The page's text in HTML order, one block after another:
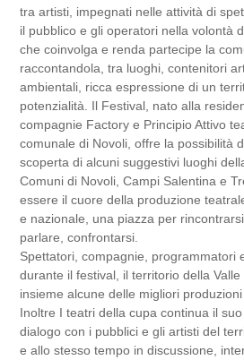
tra artisti, impegnati nelle attività di
il pubblico e gli operatori nella volontà
che coinvolga e renda partecipe la
raccontandola, tra luoghi, contenitori
ambientali, ricca espressione di un
potenzialità. Il Festival, nato alla
compagnie Factory e Principio Attivo
comunale di Novoli, offre la possibilità
scoperta di alcuni suggestivi luoghi
Comuni di Novoli, Campi Salentina e
essere il cuore della produzione
e nazionale, una piazza per
parlare, confrontarsi.
Spettatori, compagnie, programmatori
durante il festival, il territorio della
insieme alcune delle migliori
Inoltre I teatri della cupa continua il
dialogo con i pubblici e gli artisti del
e allo stesso tempo in discussione,